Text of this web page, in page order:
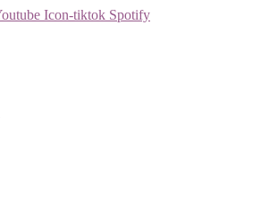
Icon-tiktok Spotify